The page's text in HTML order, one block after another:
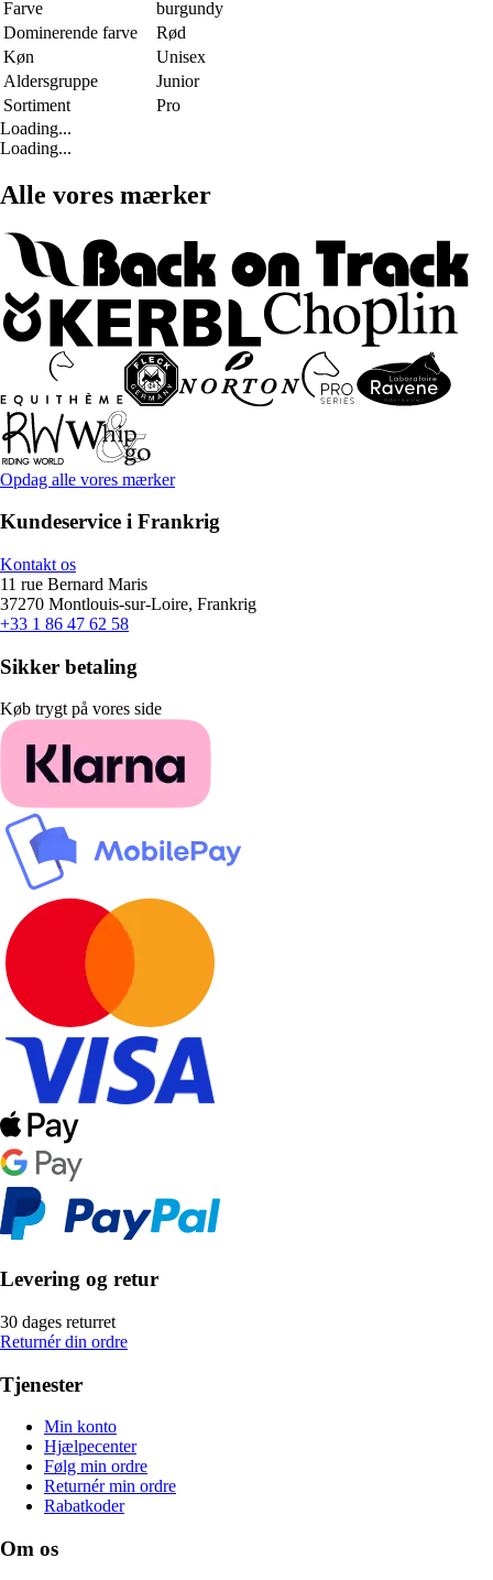
Farve
burgundy
Dominerende farve
Rød
Køn
Unisex
Aldersgruppe
Junior
Sortiment
Pro
Loading...
Loading...
Alle vores mærker
Opdag alle vores mærker
Kundeservice i Frankrig
Kontakt os
11 rue Bernard Maris
37270 Montlouis-sur-Loire, Frankrig
+33 1 86 47 62 58
Sikker betaling
Køb trygt på vores side
Levering og retur
30 dages returret
Returnér din ordre
Tjenester
Min konto
Hjælpecenter
Følg min ordre
Returnér min ordre
Rabatkoder
Om os